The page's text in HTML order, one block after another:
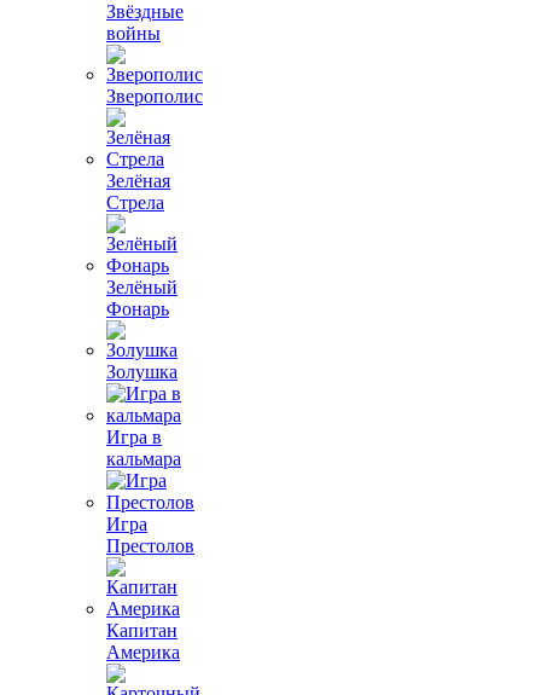
Звёздные
войны
Зверополис
Зелёная
Стрела
Зелёный
Фонарь
Золушка
Игра в
кальмара
Игра
Престолов
Капитан
Америка